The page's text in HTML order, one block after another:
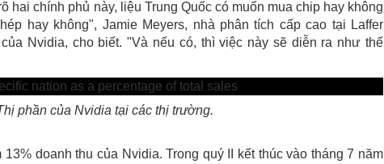
hai chính phủ này, liệu Trung Quốc có muốn mua chip hay không
hay không", Jamie Meyers, nhà phân tích cấp cao tại Laffer
của Nvidia, cho biết. "Và nếu có, thì việc này sẽ diễn ra như thế
phần của Nvidia tại các thị trường.
13% doanh thu của Nvidia. Trong quý II kết thúc vào tháng 7 năm